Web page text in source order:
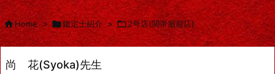
前へ

次へ
Home > 鑑定士紹介 > 2号店(関帝廟前店)
尚 花(Syoka)先生